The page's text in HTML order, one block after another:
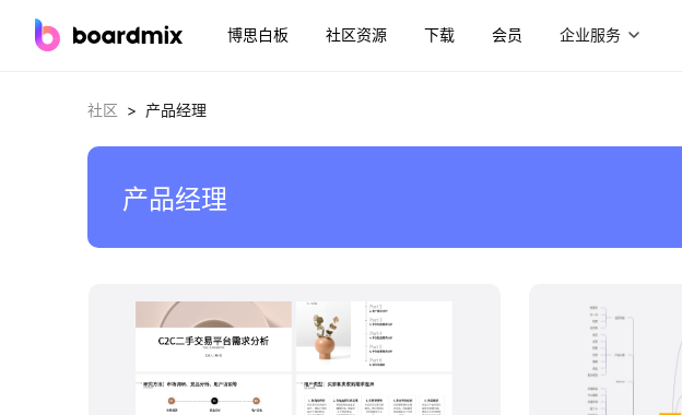
博思白板 社区资源 下载 会员 企业服务
社区 > 产品经理
产品经理